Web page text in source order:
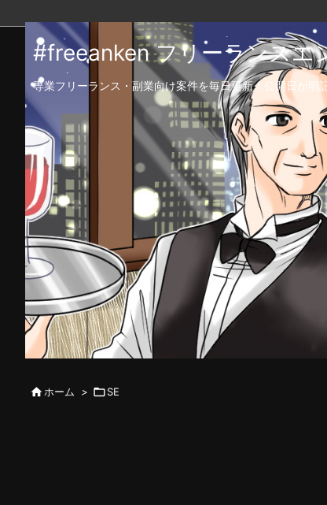
#freeanken フリーランス
専業フリーランス・副業向け案件を毎日更新！公開日が明
 ホーム > SE